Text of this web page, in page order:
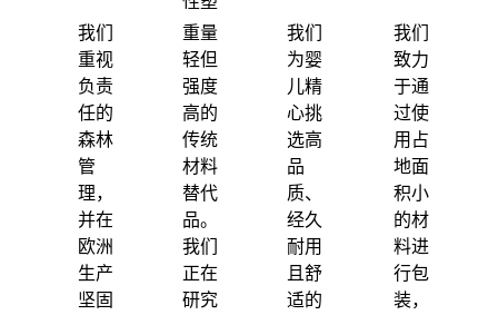
我们
重视
负责
任的
森林
管
理，
并在
欧洲
生产
坚固
料
重量
轻但
强度
高的
传统
材料
替代
品。
我们
正在
研究
我们
为婴
儿精
心挑
选高
品
质、
经久
耐用
且舒
适的
我们
致力
于通
过使
用占
地面
积小
的材
料进
行包
装，